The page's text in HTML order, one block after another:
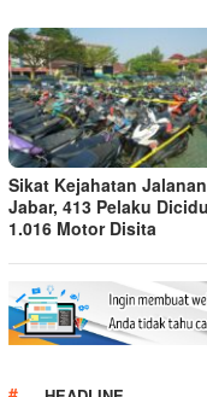
Sikat Kejahatan
Jabar, 413 Pelaku
1.016 Motor Disita